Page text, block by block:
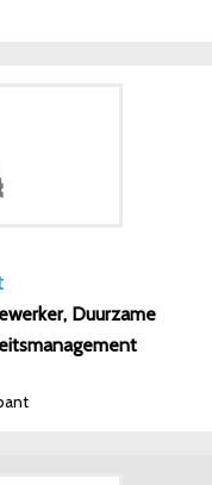
Duurzame